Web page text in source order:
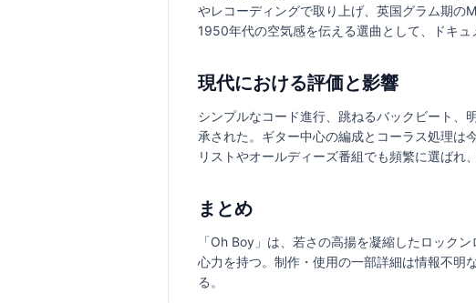
やレコーディングで取り上げ、英国グラム期の
1950年代の空気感を伝える選曲として、ドキュ
現代における評価と影響
シンプルなコード進行、跳ねるバックビート、
承された。ギター中心の編成とコーラス処理は
リストやオールディーズ番組でも頻繁に選ばれ
まとめ
「Oh Boy」は、若さの高揚を凝縮したロック
心力を持つ。制作・使用の一部詳細は情報不明
る。